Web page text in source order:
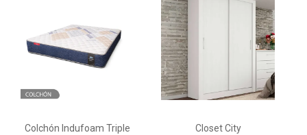
Colchón Indufoam Triple
Closet City